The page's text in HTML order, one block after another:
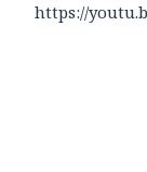
https://